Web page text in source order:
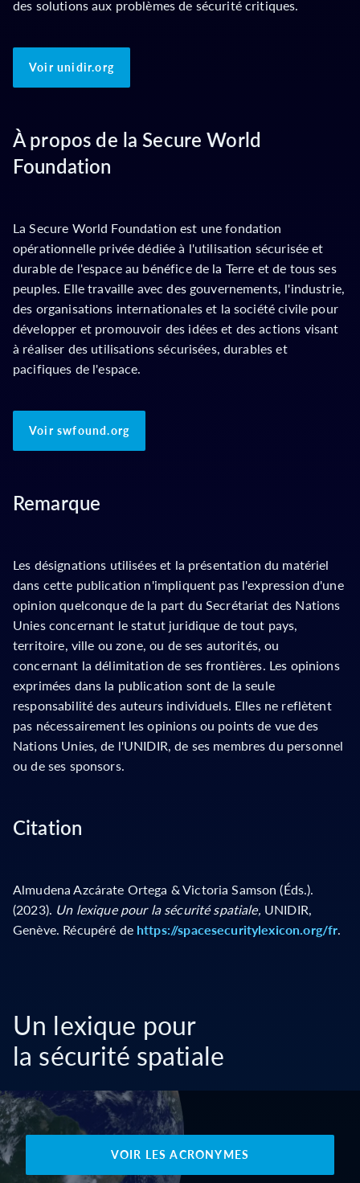
des solutions aux problèmes de sécurité critiques.
Voir unidir.org
À propos de la Secure World
Foundation
La Secure World Foundation est une fondation
opérationnelle privée dédiée à l'utilisation sécurisée et
durable de l'espace au bénéfice de la Terre et de tous ses
peuples. Elle travaille avec des gouvernements, l'industrie,
des organisations internationales et la société civile pour
développer et promouvoir des idées et des actions visant
à réaliser des utilisations sécurisées, durables et
pacifiques de l'espace.
Voir swfound.org
Remarque
Les désignations utilisées et la présentation du matériel
dans cette publication n'impliquent pas l'expression d'une
opinion quelconque de la part du Secrétariat des Nations
Unies concernant le statut juridique de tout pays,
territoire, ville ou zone, ou de ses autorités, ou
concernant la délimitation de ses frontières. Les opinions
exprimées dans la publication sont de la seule
responsabilité des auteurs individuels. Elles ne reflètent
pas nécessairement les opinions ou points de vue des
Nations Unies, de l'UNIDIR, de ses membres du personnel
ou de ses sponsors.
Citation
Almudena Azcárate Ortega & Victoria Samson (Éds.).
(2023). Un lexique pour la sécurité spatiale, UNIDIR,
Genève. Récupéré de https://spacesecuritylexicon.org/fr.
Un lexique pour
la sécurité spatiale
VOIR LES ACRONYMES